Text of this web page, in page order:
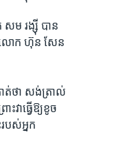
ម រង្ស៊ី បាន​
ស់​លោក ហ៊ុន សែន
ាត់​ថា ​សង់​ត្រាល់​
វា​ធ្វើ​ឱ្យ​ខូច​
បស់​អ្នក​